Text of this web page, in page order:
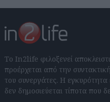
Το In2life φιλοξενεί
προέρχεται από την
του συνεργάτες. Η εγκυρότητα
δεν δημοσιεύεται τίποτα που